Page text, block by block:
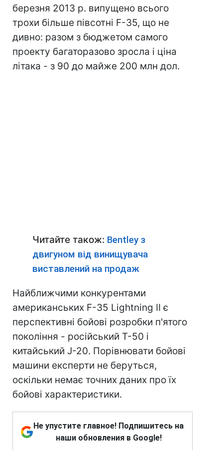
березня 2013 р. випущено всього
трохи більше півсотні F-35, що не
дивно: разом з бюджетом самого
проекту багаторазово зросла і ціна
літака - з 90 до майже 200 млн дол.
Читайте також: Bentley з
двигуном від винищувача
виставлений на продаж
Найближчими конкурентами
американських F-35 Lightning II є
перспективні бойові розробки п'ятого
покоління - російський Т-50 і
китайський J-20. Порівнювати бойові
машини експерти не беруться,
оскільки немає точних даних про їх
бойові характеристики.
Не упустите главное! Подпишитесь на
наши обновления в Google!